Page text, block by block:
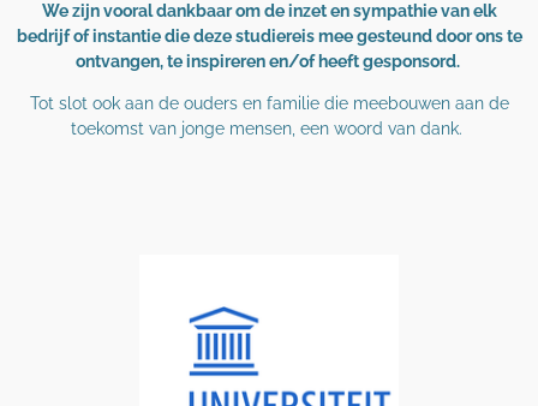
We zijn vooral dankbaar om de inzet en sympathie van elk
bedrijf of instantie die deze studiereis mee gesteund door ons te
ontvangen, te inspireren en/of heeft gesponsord.
Tot slot ook aan de ouders en familie die meebouwen aan de
toekomst van jonge mensen, een woord van dank.